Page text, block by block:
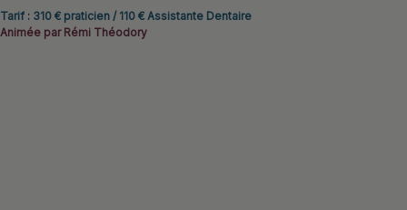
Tarif : 310 € praticien / 110 € Assistante Dentaire
Animée par Rémi Théodory